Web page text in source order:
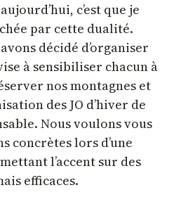
c’est que je
par cette dualité.
décidé d’organiser
à sensibiliser chacun à
nos montagnes et
des JO d’hiver de
Nous voulons vous
concrètes lors d’une
l’accent sur des
efficaces.